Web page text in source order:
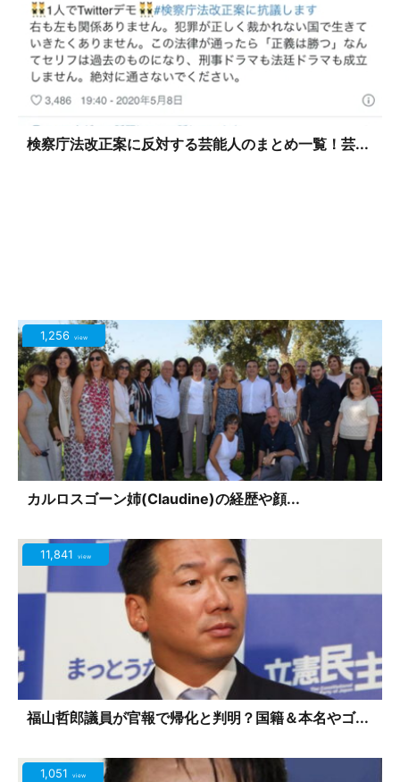
検察庁法改正案に反対する芸能人のまとめ一覧！芸...
1,256 view
カルロスゴーン姉(Claudine)の経歴や顔...
11,841 view
福山哲郎議員が官報で帰化と判明？国籍＆本名やゴ...
1,051 view